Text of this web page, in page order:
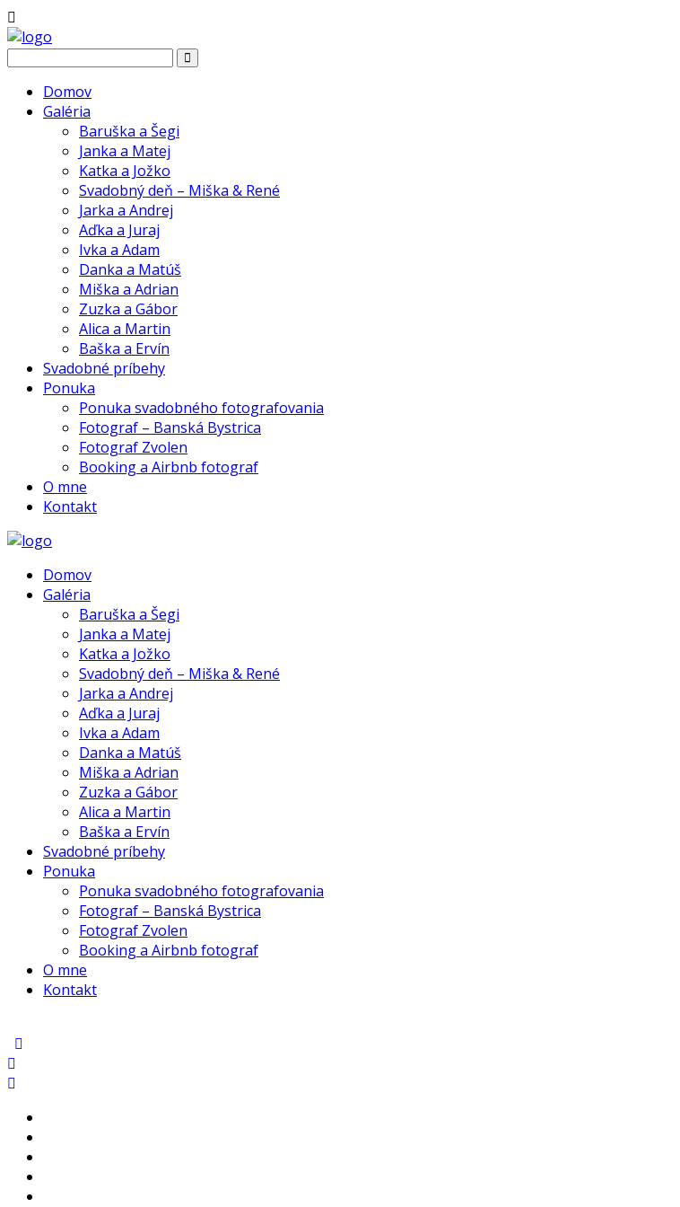
Domov
Galéria
Baruška a Šegi
Janka a Matej
Katka a Jožko
Svadobný deň – Miška & René
Jarka a Andrej
Aďka a Juraj
Ivka a Adam
Danka a Matúš
Miška a Adrian
Zuzka a Gábor
Alica a Martin
Baška a Ervín
Svadobné príbehy
Ponuka
Ponuka svadobného fotografovania
Fotograf – Banská Bystrica
Fotograf Zvolen
Booking a Airbnb fotograf
O mne
Kontakt
Domov
Galéria
Baruška a Šegi
Janka a Matej
Katka a Jožko
Svadobný deň – Miška & René
Jarka a Andrej
Aďka a Juraj
Ivka a Adam
Danka a Matúš
Miška a Adrian
Zuzka a Gábor
Alica a Martin
Baška a Ervín
Svadobné príbehy
Ponuka
Ponuka svadobného fotografovania
Fotograf – Banská Bystrica
Fotograf Zvolen
Booking a Airbnb fotograf
O mne
Kontakt